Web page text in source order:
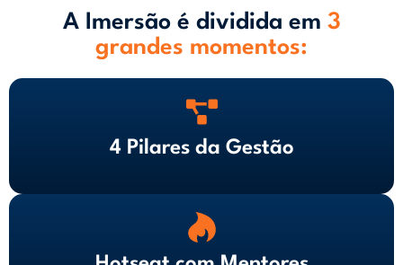
A Imersão é dividida em 3
grandes momentos:
4 Pilares da Gestão